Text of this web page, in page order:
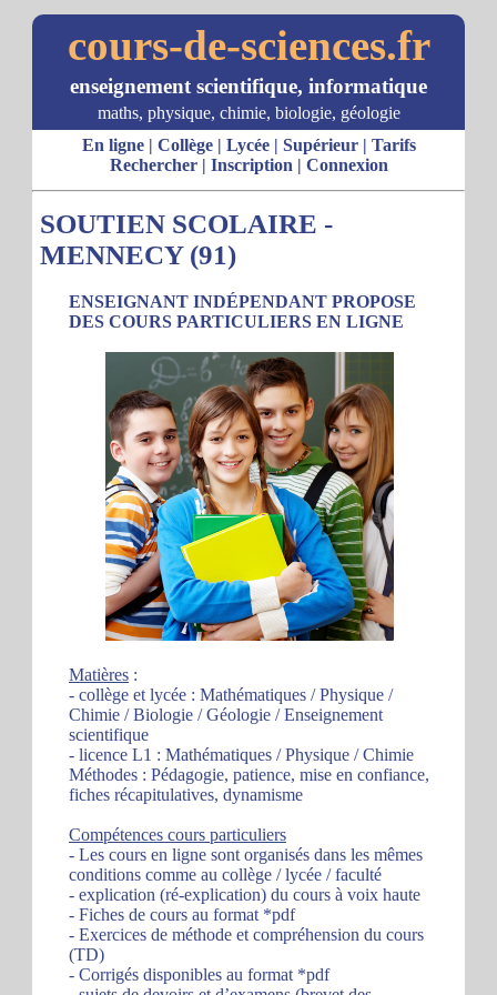
cours-de-sciences.fr
enseignement scientifique, informatique
maths, physique, chimie, biologie, géologie
En ligne| Collège| Lycée| Supérieur| Tarifs
Rechercher| Inscription | Connexion
SOUTIEN SCOLAIRE -
MENNECY (91)
ENSEIGNANT INDÉPENDANT PROPOSE
DES COURS PARTICULIERS EN LIGNE
Matières :
- collège et lycée : Mathématiques / Physique /
Chimie / Biologie / Géologie / Enseignement
scientifique
- licence L1 : Mathématiques / Physique / Chimie
Méthodes : Pédagogie, patience, mise en confiance,
fiches récapitulatives, dynamisme
Compétences cours particuliers
- Les cours en ligne sont organisés dans les mêmes
conditions comme au collège / lycée / faculté
- explication (ré-explication) du cours à voix haute
- Fiches de cours au format *pdf
- Exercices de méthode et compréhension du cours
(TD)
- Corrigés disponibles au format *pdf